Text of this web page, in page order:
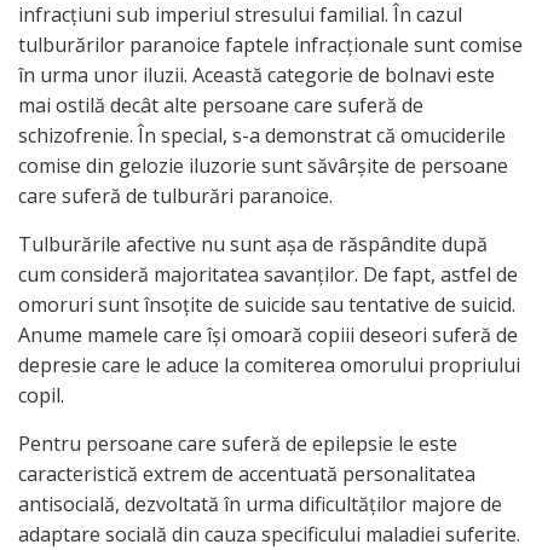
infracţiuni sub imperiul stresului familial. În cazul
tulburărilor paranoice faptele infracţionale sunt comise
în urma unor iluzii. Această categorie de bolnavi este
mai ostilă decât alte persoane care suferă de
schizofrenie. În special, s-a demonstrat că omuciderile
comise din gelozie iluzorie sunt săvârşite de persoane
care suferă de tulburări paranoice.
Tulburările afective nu sunt aşa de răspândite după
cum consideră majoritatea savanţilor. De fapt, astfel de
omoruri sunt însoţite de suicide sau tentative de suicid.
Anume mamele care îşi omoară copiii deseori suferă de
depresie care le aduce la comiterea omorului propriului
copil.
Pentru persoane care suferă de epilepsie le este
caracteristică extrem de accentuată personalitatea
antisocială, dezvoltată în urma dificultăţilor majore de
adaptare socială din cauza specificului maladiei suferite.